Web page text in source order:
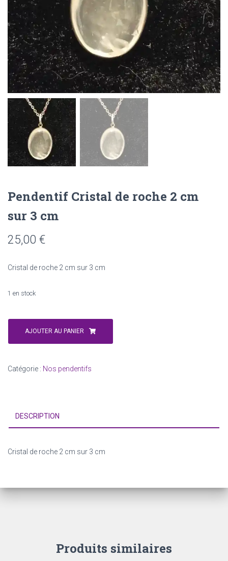
Pendentif Cristal de roche 2 cm
sur 3 cm
25,00 €
Cristal de roche 2 cm sur 3 cm
1 en stock
quantité
Pendentif
roche
cm
AJOUTER AU PANIER
Catégorie : Nos pendentifs
DESCRIPTION
Cristal de roche 2 cm sur 3 cm
Produits similaires